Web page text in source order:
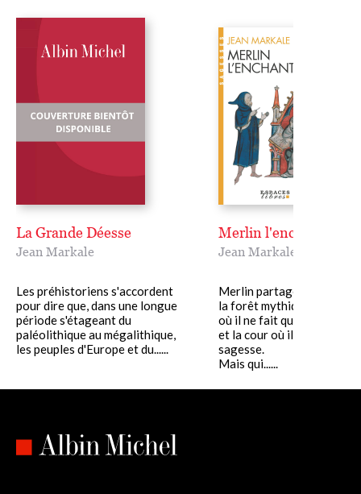
La Grande Déesse
Jean Markale
Les préhistoriens s'accordent
pour dire que, dans une longue
période s'étageant du
paléolithique au mégalithique,
les peuples d'Europe et du......
Merlin l'enchanteur
Jean Markale
Merlin partage son temps
la forêt mythique de
où il ne fait qu'un avec la
et la cour où il guide
sagesse.
Mais qui......